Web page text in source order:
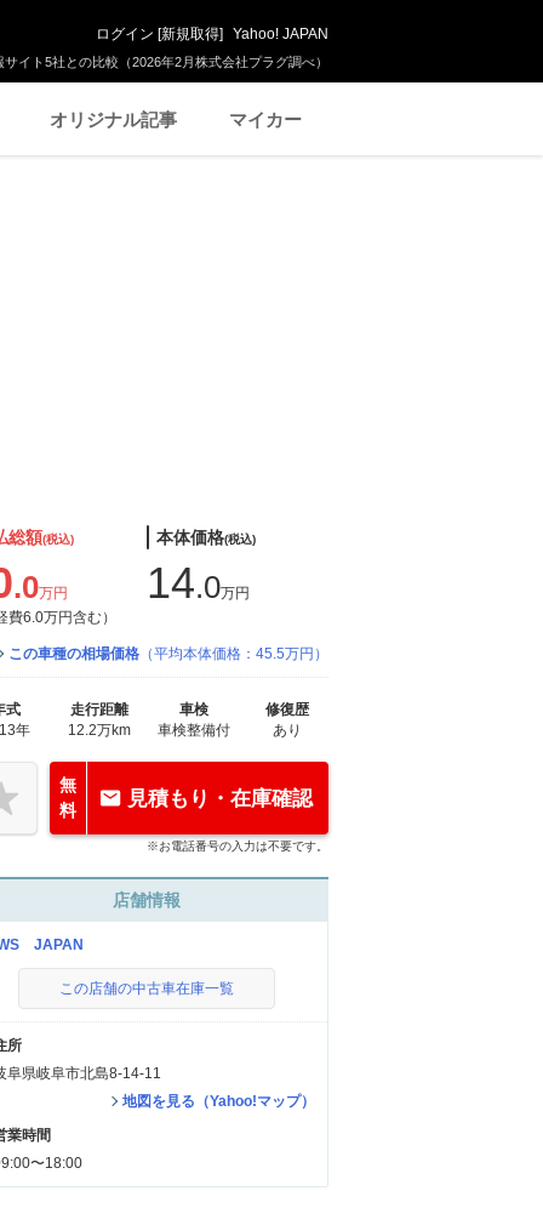
イト5社との比較（2026年2月株式会社プラグ調べ）
ログイン [新規取得] Yahoo! JAPAN
オリジナル記事 マイカー
総額(税込)
.0万円
費6.0万円含む）
本体価格(税込)
14.0万円
この車種の相場価格 （平均本体価格：45.5万円）
式
年
走行距離
12.2万km
車検
車検整備付
修復歴
あり
無
料
見積もり・在庫確認
※お電話番号の入力は不要です。
店舗情報
JAPAN
この店舗の中古車在庫一覧
所
阜県岐阜市北島8-14-11
地図を見る（Yahoo!マップ）
業時間
〜18:00